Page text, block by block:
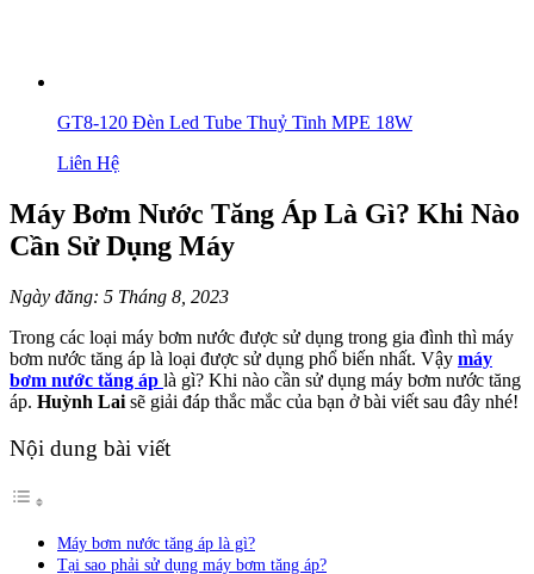
GT8-120 Đèn Led Tube Thuỷ Tinh MPE 18W
Liên Hệ
Máy Bơm Nước Tăng Áp Là Gì? Khi Nào
Cần Sử Dụng Máy
Ngày đăng: 5 Tháng 8, 2023
Trong các loại máy bơm nước được sử dụng trong gia đình thì máy
bơm nước tăng áp là loại được sử dụng phổ biến nhất. Vậy máy
bơm nước tăng áp là gì? Khi nào cần sử dụng máy bơm nước tăng
áp. Huỳnh Lai sẽ giải đáp thắc mắc của bạn ở bài viết sau đây nhé!
Nội dung bài viết
Máy bơm nước tăng áp là gì?
Tại sao phải sử dụng máy bơm tăng áp?